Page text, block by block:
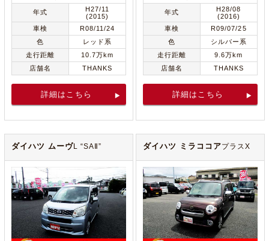
年式
H27/11
(2015)
車検
R08/11/24
色
レッド系
走行距離
10.7万km
店舗名
THANKS
詳細はこちら
年式
H28/08
(2016)
車検
R09/07/25
色
シルバー系
走行距離
9.6万km
店舗名
THANKS
詳細はこちら
ダイハツ ムーヴ L “SAⅡ” ダイハツ ミラココアプラスX